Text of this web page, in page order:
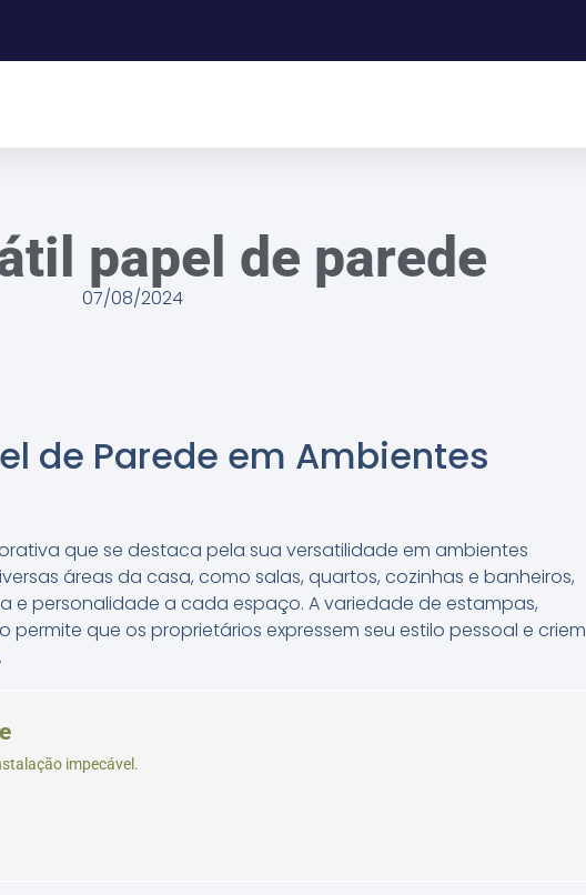
papel de parede
07/08/2024
de Parede em Ambientes
que se destaca pela sua versatilidade em ambientes
áreas da casa, como salas, quartos, cozinhas e banheiros,
personalidade a cada espaço. A variedade de estampas,
que os proprietários expressem seu estilo pessoal e criem
impecável.